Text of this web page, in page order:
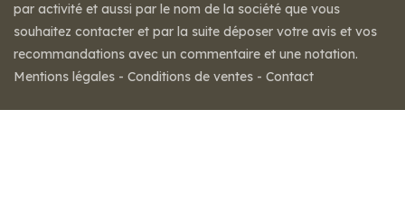
par activité et aussi par le nom de la société que vous
souhaitez contacter et par la suite déposer votre avis et vos
recommandations avec un commentaire et une notation.
Mentions légales - Conditions de ventes - Contact